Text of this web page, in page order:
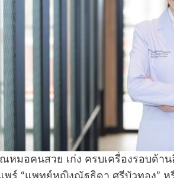
หมอคนสวย เก่ง ครบเครื่องรอบด้า